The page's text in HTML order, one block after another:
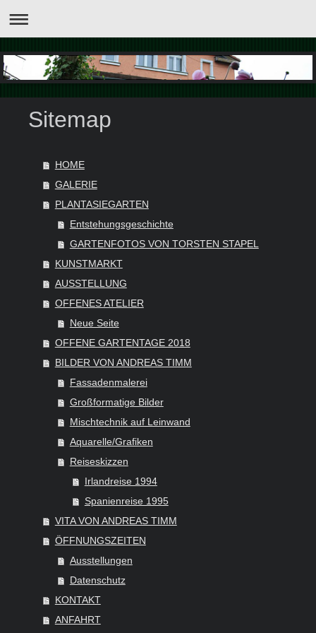
Sitemap
HOME
GALERIE
PLANTASIEGARTEN
Entstehungsgeschichte
GARTENFOTOS VON TORSTEN STAPEL
KUNSTMARKT
AUSSTELLUNG
OFFENES ATELIER
Neue Seite
OFFENE GARTENTAGE 2018
BILDER VON ANDREAS TIMM
Fassadenmalerei
Großformatige Bilder
Mischtechnik auf Leinwand
Aquarelle/Grafiken
Reiseskizzen
Irlandreise 1994
Spanienreise 1995
VITA VON ANDREAS TIMM
ÖFFNUNGSZEITEN
Ausstellungen
Datenschutz
KONTAKT
ANFAHRT